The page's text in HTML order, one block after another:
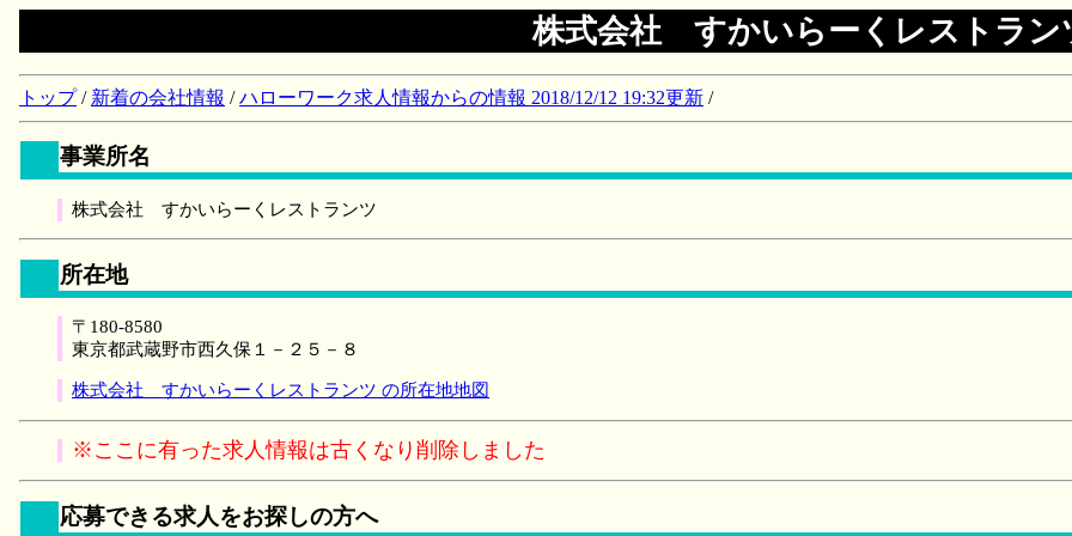
株式会社 すかいらーくレストラン
トップ/ 新着の会社情報 /ハローワーク求人情報からの情報 2018/12/12 19:32更新 /
事業所名
株式会社 すかいらーくレストランツ
所在地
〒180-8580
東京都武蔵野市西久保１－２５－８
株式会社 すかいらーくレストランツ の所在地地図
※ここに有った求人情報は古くなり削除しました
応募できる求人をお探しの方へ